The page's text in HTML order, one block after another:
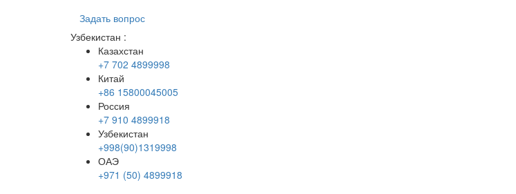
Задать вопрос
Узбекистан :
Казахстан
+7 702 4899998
Китай
+86 15800045005
Россия
+7 910 4899918
Узбекистан
+998(90)1319998
ОАЭ
+971 (50) 4899918